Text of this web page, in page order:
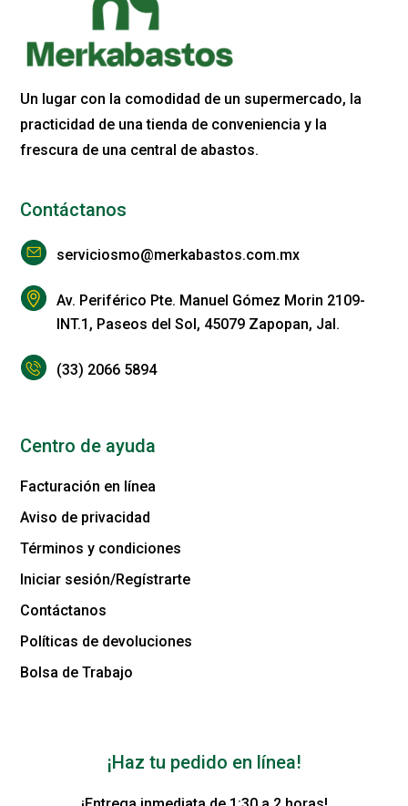
Un lugar con la comodidad de un supermercado, la
practicidad de una tienda de conveniencia y la
frescura de una central de abastos.
Contáctanos
serviciosmo@merkabastos.com.mx
Av. Periférico Pte. Manuel Gómez Morin 2109-
INT.1, Paseos del Sol, 45079 Zapopan, Jal.
(33) 2066 5894
Centro de ayuda
Facturación en línea
Aviso de privacidad
Términos y condiciones
Iniciar sesión/Regístrarte
Contáctanos
Políticas de devoluciones
Bolsa de Trabajo
¡Haz tu pedido en línea!